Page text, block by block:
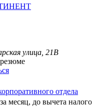
улица, 21В
отдела
за месяц, до вычета